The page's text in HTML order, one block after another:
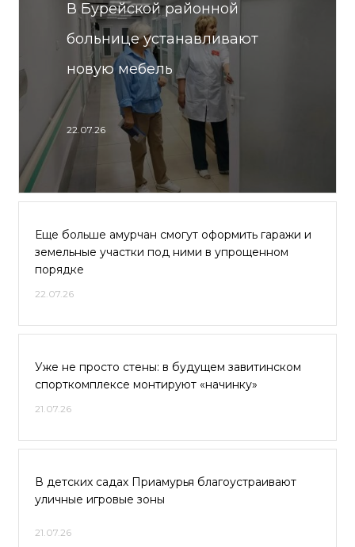
В Бурейской районной
больнице устанавливают
новую мебель
22.07.26
Еще больше амурчан смогут оформить гаражи и
земельные участки под ними в упрощенном
порядке
22.07.26
Уже не просто стены: в будущем завитинском
спорткомплексе монтируют «начинку»
21.07.26
В детских садах Приамурья благоустраивают
уличные игровые зоны
21.07.26